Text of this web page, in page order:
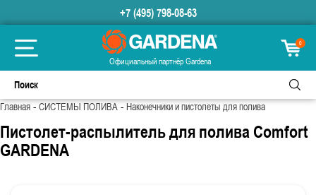
+7 (495) 798-08-63
Официальный партнёр Gardena
0
Главная-СИСТЕМЫ ПОЛИВА-Наконечники и пистолеты для полива
Пистолет-распылитель для полива Comfort
GARDENA